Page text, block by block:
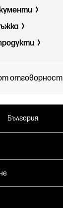
отговорност
България